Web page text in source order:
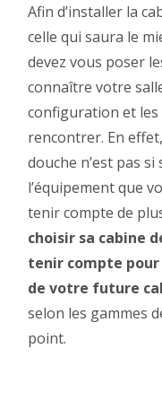
Afin d’installer la
celle qui saura le
devez vous poser
connaître votre
configuration et
rencontrer. En
douche n’est pas
l’équipement que
tenir compte de
choisir sa cabine
tenir compte
de votre future
selon les gammes
point.